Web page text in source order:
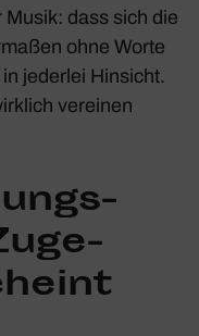
dass sich die
ohne Worte
jederlei Hinsicht.
vereinen